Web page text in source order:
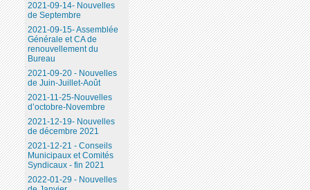
2021-09-14- Nouvelles
de Septembre
2021-09-15- Assemblée
Générale et CA de
renouvellement du
Bureau
2021-09-20 - Nouvelles
de Juin-Juillet-Août
2021-11-25-Nouvelles
d’octobre-Novembre
2021-12-19- Nouvelles
de décembre 2021
2021-12-21 - Conseils
Municipaux et Comités
Syndicaux - fin 2021
2022-01-29 - Nouvelles